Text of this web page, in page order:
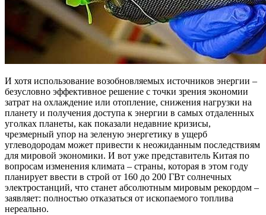
И хотя использование возобновляемых источников энергии –
безусловно эффективное решение с точки зрения экономии
затрат на охлаждение или отопление, снижения нагрузки на
планету и получения доступа к энергии в самых отдаленных
уголках планеты, как показали недавние кризисы,
чрезмерный упор на зеленую энергетику в ущерб
углеводородам может привести к неожиданным последствиям
для мировой экономики. И вот уже представитель Китая по
вопросам изменения климата – страны, которая в этом году
планирует ввести в строй от 160 до 200 ГВт солнечных
электростанций, что станет абсолютным мировым рекордом –
заявляет: полностью отказаться от ископаемого топлива
нереально.